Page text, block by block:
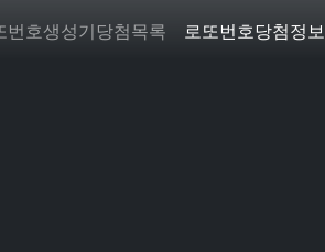
번호생성기당첨목록 로또번호당첨정보